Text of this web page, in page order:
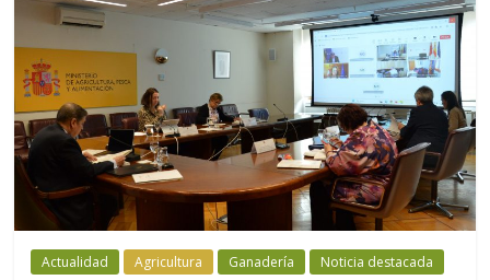
Actualidad Agricultura Ganadería Noticia destacada